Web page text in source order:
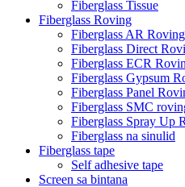
Fiberglass Tissue
Fiberglass Roving
Fiberglass AR Roving
Fiberglass Direct
Fiberglass ECR
Fiberglass Gypsum
Fiberglass Panel
Fiberglass SMC
Fiberglass Spray Up
Fiberglass na sinulid
Fiberglass tape
Self adhesive tape
Screen sa bintana